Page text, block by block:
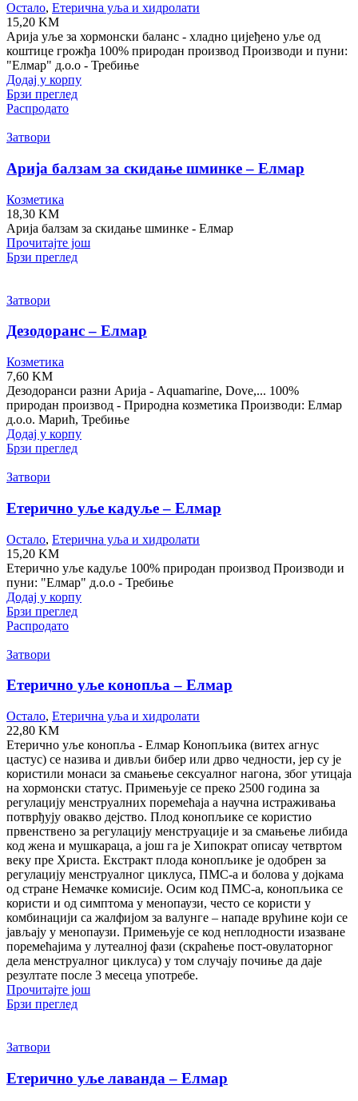
Остало, Етерична уља и хидролати
15,20 KM
Арија уље за хормонски баланс - хладно цијеђено уље од
коштице грожђа 100% природан производ Производи и пуни:
"Елмар" д.о.о - Требиње
Додај у корпу
Брзи преглед
Распродато
Затвори
Арија балзам за скидање шминке – Елмар
Козметика
18,30 KM
Арија балзам за скидање шминке - Елмар
Прочитајте још
Брзи преглед
Затвори
Дезодоранс – Елмар
Козметика
7,60 KM
Дезодоранси разни Арија - Aquamarine, Dove,... 100%
природан производ - Природна козметика Производи: Елмар
д.о.о. Марић, Требиње
Додај у корпу
Брзи преглед
Затвори
Етерично уље кадуље – Елмар
Остало, Етерична уља и хидролати
15,20 KM
Етерично уље кадуље 100% природан производ Производи и
пуни: "Елмар" д.о.о - Требиње
Додај у корпу
Брзи преглед
Распродато
Затвори
Етерично уље конопља – Елмар
Остало, Етерична уља и хидролати
22,80 KM
Етерично уље конопља - Елмар Конопљика (витеx агнус
цастус) се назива и дивљи бибер или дрво чедности, јер су је
користили монаси за смањење сексуалног нагона, због утицаја
на хормонски статус. Примењује се преко 2500 година за
регулацију менструалних поремећаја а научна истраживања
потврђују овакво дејство. Плод конопљике се користио
првенствено за регулацију менструације и за смањење либида
код жена и мушкараца, а још га је Хипократ описау четвртом
веку пре Христа. Екстракт плода конопљике је одобрен за
регулацију менструалног циклуса, ПМС-а и болова у дојкама
од стране Немачке комисије. Осим код ПМС-а, конопљика се
користи и од симптома у менопаузи, често се користи у
комбинацији са жалфијом за валунге – нападе врућине који се
јављају у менопаузи. Примењује се код неплодности изазване
поремећајима у лутеалној фази (скраћење пост-овулаторног
дела менструалног циклуса) у том случају почиње да даје
резултате после 3 месеца употребе.
Прочитајте још
Брзи преглед
Затвори
Етерично уље лаванда – Елмар